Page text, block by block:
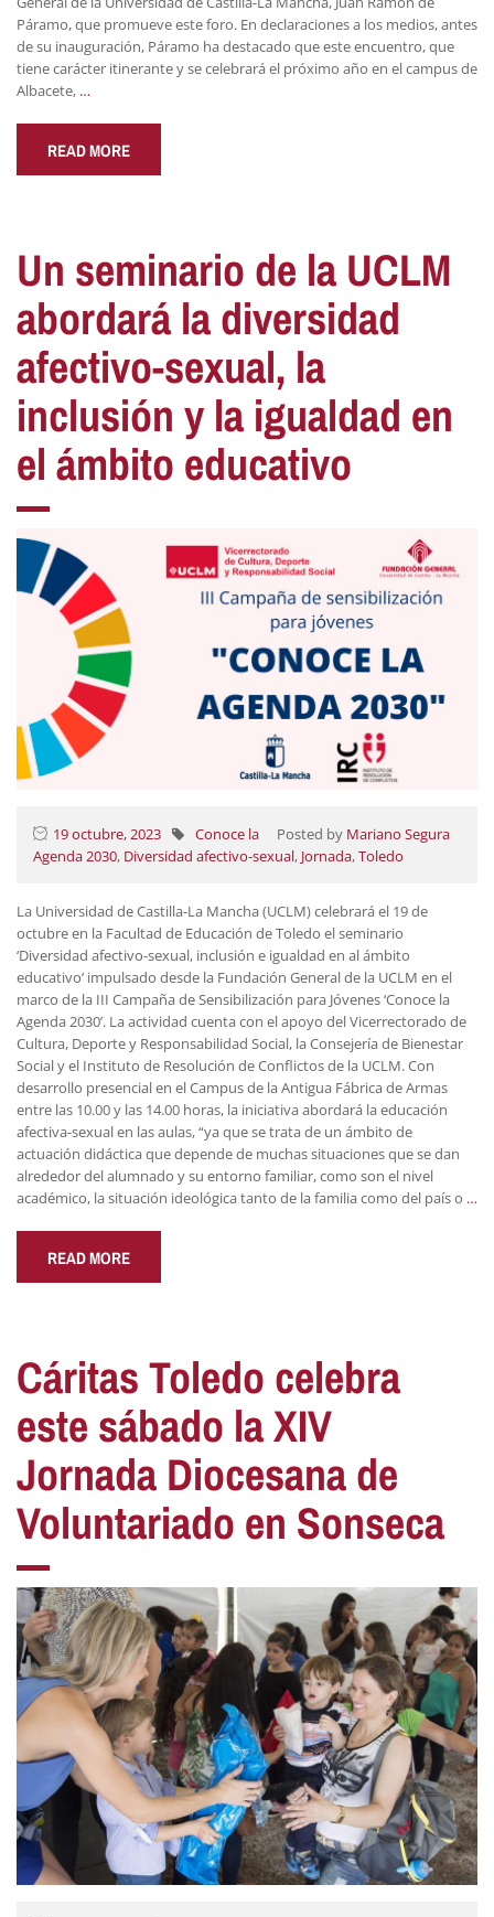
Páramo, que promueve este foro. En declaraciones a los medios, antes
de su inauguración, Páramo ha destacado que este encuentro, que
tiene carácter itinerante y se celebrará el próximo año en el campus de
Albacete, …
READ MORE
Un seminario de la UCLM
abordará la diversidad
afectivo-sexual, la
inclusión y la igualdad en
el ámbito educativo
19 octubre, 2023 Posted by Mariano Segura
Conoce la
Agenda 2030, Diversidad afectivo-sexual, Jornada,Toledo
La Universidad de Castilla-La Mancha (UCLM) celebrará el 19 de
octubre en la Facultad de Educación de Toledo el seminario
‘Diversidad afectivo-sexual, inclusión e igualdad en al ámbito
educativo’ impulsado desde la Fundación General de la UCLM en el
marco de la III Campaña de Sensibilización para Jóvenes ‘Conoce la
Agenda 2030’. La actividad cuenta con el apoyo del Vicerrectorado de
Cultura, Deporte y Responsabilidad Social, la Consejería de Bienestar
Social y el Instituto de Resolución de Conflictos de la UCLM. Con
desarrollo presencial en el Campus de la Antigua Fábrica de Armas
entre las 10.00 y las 14.00 horas, la iniciativa abordará la educación
afectiva-sexual en las aulas, “ya que se trata de un ámbito de
actuación didáctica que depende de muchas situaciones que se dan
alrededor del alumnado y su entorno familiar, como son el nivel
académico, la situación ideológica tanto de la familia como del país o …
READ MORE
Cáritas Toledo celebra
este sábado la XIV
Jornada Diocesana de
Voluntariado en Sonseca